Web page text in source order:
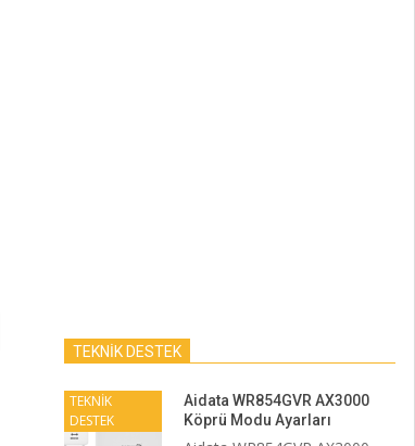
TEKNİK DESTEK
TEKNİK
DESTEK
Aidata WR854GVR AX3000
Köprü Modu Ayarları